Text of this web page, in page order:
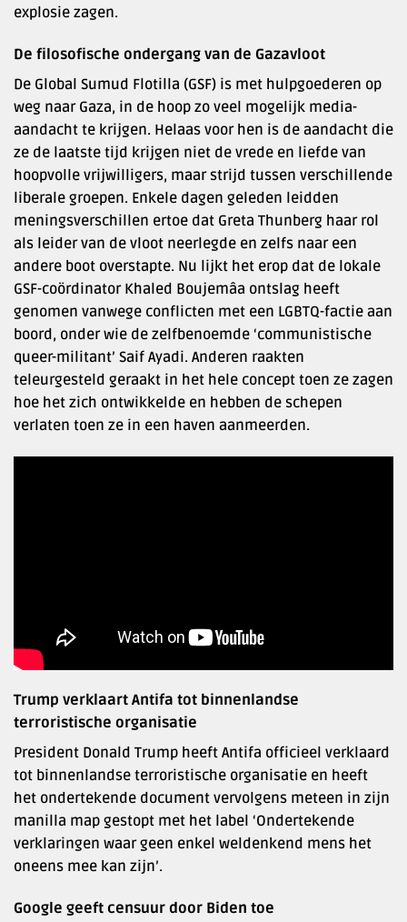
explosie zagen.
De filosofische ondergang van de Gazavloot
De Global Sumud Flotilla (GSF) is met hulpgoederen op
weg naar Gaza, in de hoop zo veel mogelijk media-
aandacht te krijgen. Helaas voor hen is de aandacht die
ze de laatste tijd krijgen niet de vrede en liefde van
hoopvolle vrijwilligers, maar strijd tussen verschillende
liberale groepen. Enkele dagen geleden leidden
meningsverschillen ertoe dat Greta Thunberg haar rol
als leider van de vloot neerlegde en zelfs naar een
andere boot overstapte. Nu lijkt het erop dat de lokale
GSF-coördinator Khaled Boujemâa ontslag heeft
genomen vanwege conflicten met een LGBTQ-factie aan
boord, onder wie de zelfbenoemde ‘communistische
queer-militant’ Saif Ayadi. Anderen raakten
teleurgesteld geraakt in het hele concept toen ze zagen
hoe het zich ontwikkelde en hebben de schepen
verlaten toen ze in een haven aanmeerden.
Trump verklaart Antifa tot binnenlandse
terroristische organisatie
President Donald Trump heeft Antifa officieel verklaard
tot binnenlandse terroristische organisatie en heeft
het ondertekende document vervolgens meteen in zijn
manilla map gestopt met het label ‘Ondertekende
verklaringen waar geen enkel weldenkend mens het
oneens mee kan zijn’.
Google geeft censuur door Biden toe